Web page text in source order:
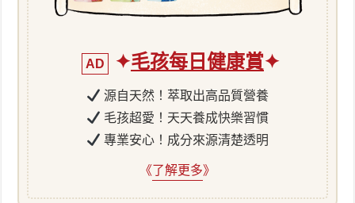
AD ✦毛孩每日健康賞✦
源自天然！萃取出高品質營養
毛孩超愛！天天養成快樂習慣
專業安心！成分來源清楚透明
《了解更多》